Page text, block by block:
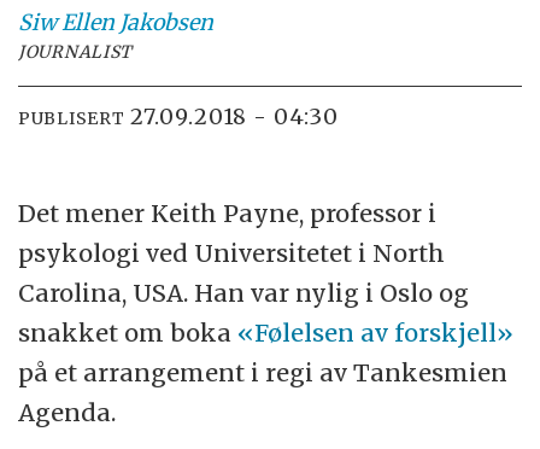
Siw Ellen Jakobsen
JOURNALIST
PUBLISERT 27.09.2018 - 04:30
Det mener Keith Payne, professor i
psykologi ved Universitetet i North
Carolina, USA. Han var nylig i Oslo og
snakket om boka «Følelsen av forskjell»
på et arrangement i regi av Tankesmien
Agenda.